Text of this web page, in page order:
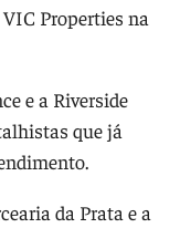
Properties na
e a Riverside
que já
da Prata e a